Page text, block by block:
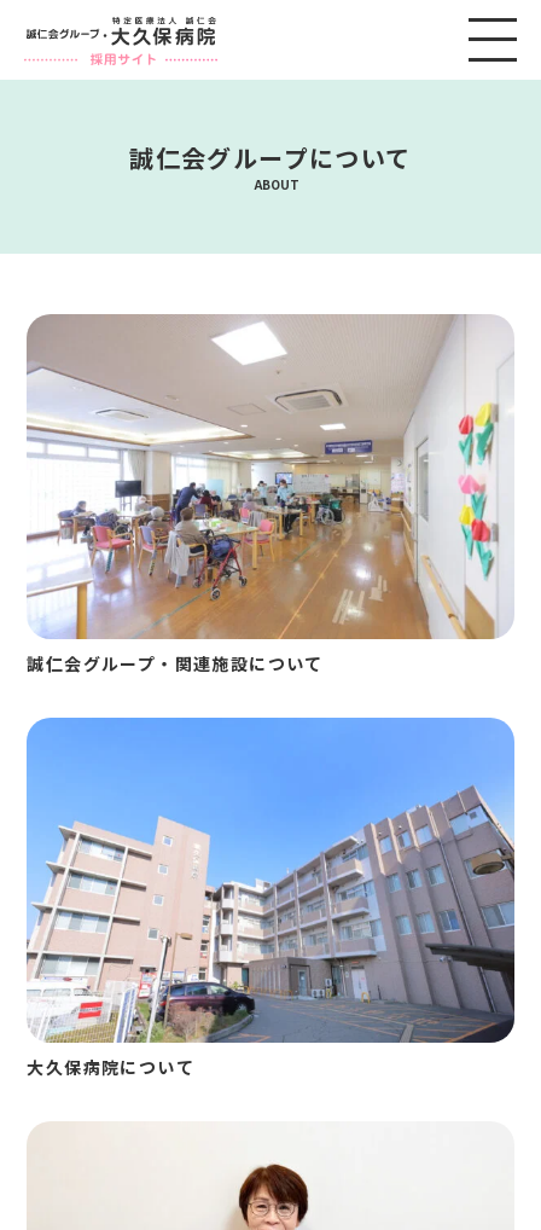
誠仁会グループについて
ABOUT
誠仁会グループ・関連施設について
大久保病院について